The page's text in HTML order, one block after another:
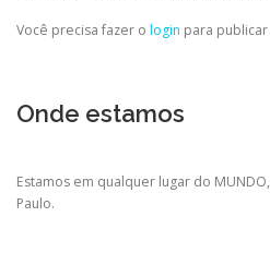
Você precisa fazer o login para
Onde estamos
Estamos em qualquer lugar do
Paulo.